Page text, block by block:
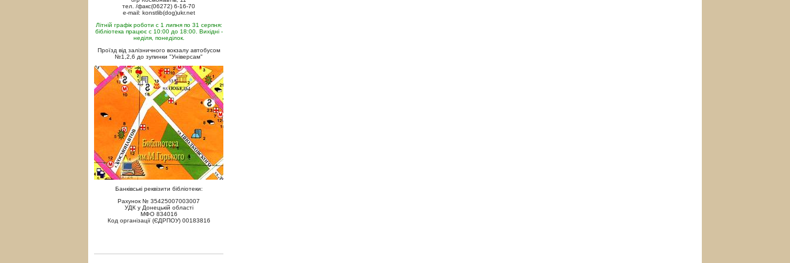
тел. /факс(06272) 6-16-70
e-mail: konstlib(dog)ukr.net
Літній графік роботи с 1 липня по 31 серпня:
бібліотека працює с 10:00 до 18:00. Вихідні -
неділя, понеділок.
Проїзд від залізничного вокзалу автобусом
№1,2,6 до зупинки "Універсам"
Банківські реквізити бібліотеки:
Рахунок № 35425007003007
УДК у Донецькій області
МФО 834016
Код організації (ЄДРПОУ) 00183816